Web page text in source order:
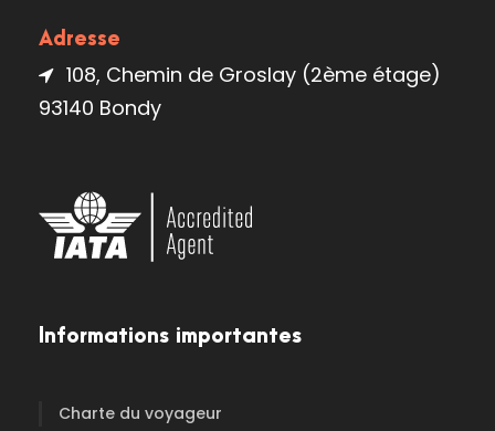
Adresse
108, Chemin de Groslay (2ème étage)
93140 Bondy
Informations importantes
Charte du voyageur